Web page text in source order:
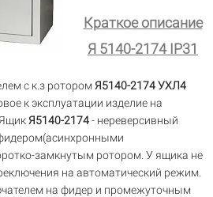
Краткое описание
Я 5140-2174 IP31
с к.з ротором Я5140-2174 УХЛ4
к эксплуатации изделие на
. Ящик Я5140-2174- нереверсивный
замкнутым ротором. У ящика не
на автоматический режим.
на фидер и промежуточным